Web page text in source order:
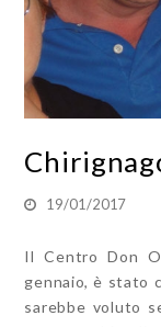
19/01/2017
Il Centro Don
gennaio, è stato
sarebbe voluto